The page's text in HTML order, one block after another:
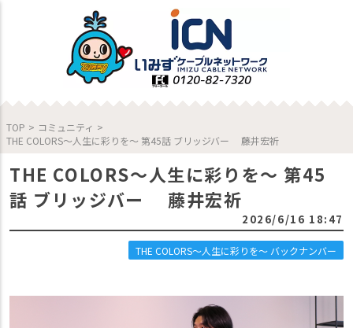
TOP > コミュニティ >
THE COLORS～人生に彩りを～ 第45話 ブリッジバー 藤井宏祈
THE COLORS～人生に彩りを～ 第45
話 ブリッジバー 藤井宏祈
2026/6/16 18:47
THE COLORS～人生に彩りを～ バックナンバー